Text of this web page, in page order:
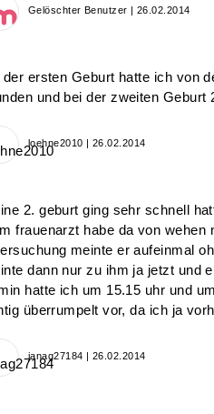
Gelöschter Benutzer | 26.02.2014
der ersten Geburt hatte ich von
und bei der zweiten Geburt
loehne2010 | 26.02.2014
2. geburt ging sehr schnell
frauenarzt habe da von wehen
meinte er aufeinmal
dann nur zu ihm ja jetzt und
hatte ich um 15.15 uhr und
überrumpelt vor, da ich ja
janag27184 | 26.02.2014